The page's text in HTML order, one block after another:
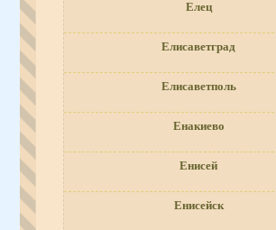
Елец
Елисаветград
Елисаветполь
Енакиево
Енисей
Енисейск